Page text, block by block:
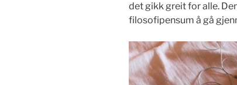
det gikk greit for alle.
filosofipensum å gå